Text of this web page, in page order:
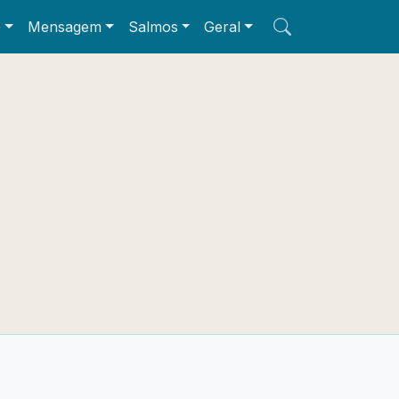
Mensagem Salmos Geral